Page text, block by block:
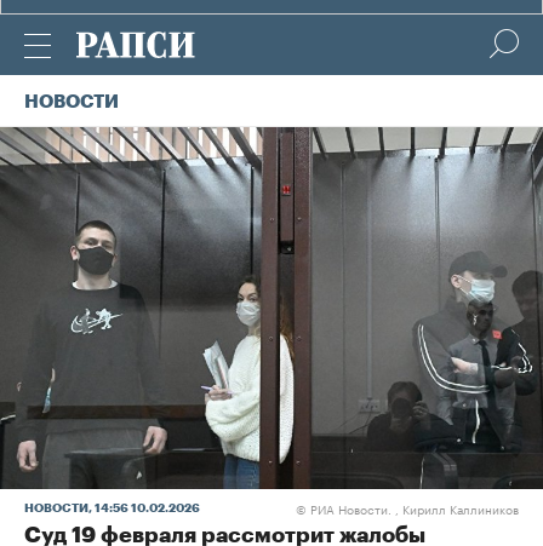
НОВОСТИ
НОВОСТИ , 14:56 10.02.2026 © РИА Новости. , Кирилл Каллиников
Суд 19 февраля рассмотрит жалобы